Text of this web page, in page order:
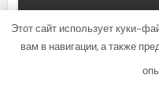
Этот сайт использует куки-
вам в навигации, а также